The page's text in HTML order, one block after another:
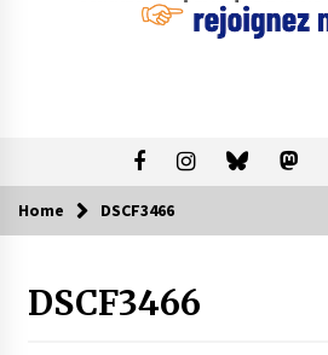
Home DSCF3466
DSCF3466